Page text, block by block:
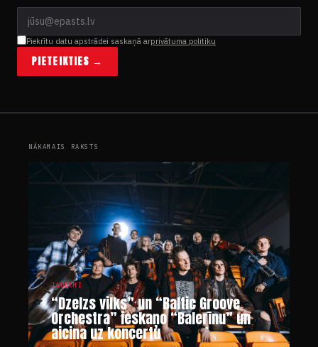
Piekrītu datu apstrādei saskaņā arprivātuma politiku
PIETEIKTIES →
NĀKAMAIS RAKSTS
JAUNUMI
“Dzelzs vilks” un “Baltic Groove
Orchestra” ieskaņo “Balerīnu” un
aicina uz koncertu